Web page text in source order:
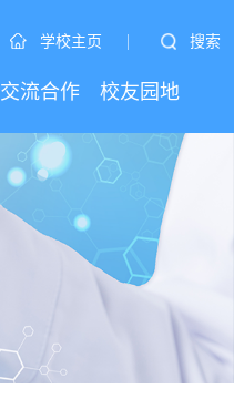
学校主页 | 搜索
交流合作 校友园地